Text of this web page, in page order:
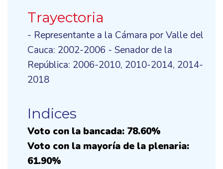
Trayectoria
- Representante a la Cámara por Valle del
Cauca: 2002-2006 - Senador de la
República: 2006-2010, 2010-2014, 2014-
2018
Indices
Voto con la bancada: 78.60%
Voto con la mayoría de la plenaria:
61.90%